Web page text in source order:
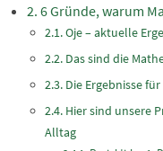
6 Gründe, warum
Oje – aktuelle
Das sind die
Die Ergebnisse
Hier sind unsere
Alltag